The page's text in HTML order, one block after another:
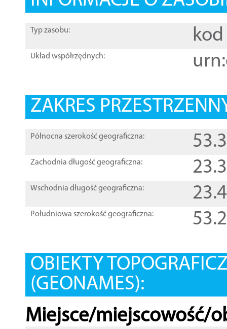
Typ zasobu: kod
Układ współrzędnych:
ZAKRES
Północna szerokość geograficzna:
Zachodnia długość geograficzna:
Wschodnia długość geograficzna:
Południowa szerokość geograficzna:
OBIEKTY
(GEONAMES):
Miejsce/miejscowość/